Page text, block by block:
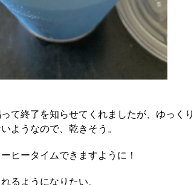
て終了を知らせてくれましたが、ゆっく
ようなので、乾きそう。
ヒータイムできますように！
るようになりたい。